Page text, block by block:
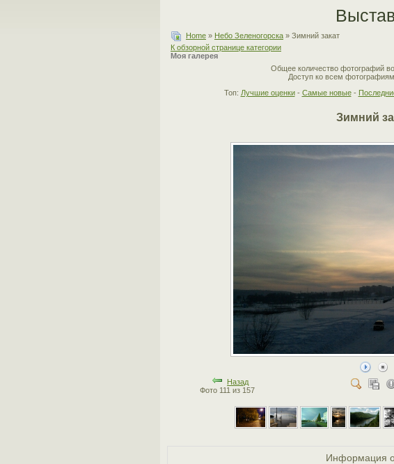
Home » Небо Зеленогорска » Зимний закат
К обзорной странице категории
Моя галерея
Общее количество фотографий во
Доступ ко всем
Топ: Лучшие оценки- Самые новые-
Зимний
Назад
Фото 111 из 157
Информация